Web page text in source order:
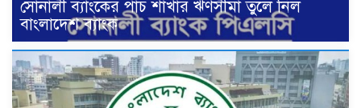
সোনালী ব্যাংকের পাঁচ শাখার ঋণসীমা তুলে নিল
বাংলাদেশ ব্যাংক